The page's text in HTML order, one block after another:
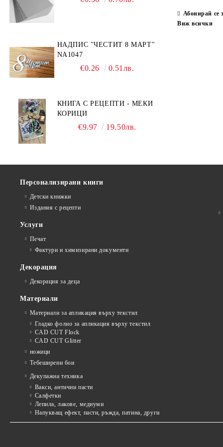
Завършване
НАДПИС "ЧЕСТИТ 8 МАРТ"
NA1047
€0.26 0.51лв.
КНИГА С РЕЦЕПТИ - МЕКИ
КОРИЦИ
€9.97 19.50лв.
Абонирай се
Виж всички
Персонализирани книги
Детски книжки
Издания с рецепти
Услуги
Печат
Фактури и химизирани документи
Декорация
Декорация за деца
Материали
Материали за апликация върху текстил
Гладко фолио за апликация върху текстил
CAD CUT Flock
CAD CUT Glitter
ножици
Тебеширени бои
Декупажна техника
Вакси, антични пасти
Салфетки
Лепила, лакове, медиуми
Напукващ ефект, пасти, ръжда, патина, други